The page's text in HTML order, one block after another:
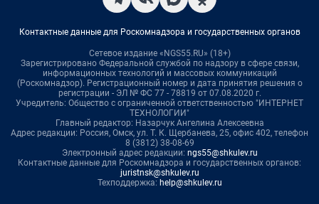
Контактные данные для Роскомнадзора и государственных органов
Сетевое издание «NGS55.RU» (18+)
Зарегистрировано Федеральной службой по надзору в сфере связи,
информационных технологий и массовых коммуникаций
(Роскомнадзор). Регистрационный номер и дата принятия решения о
регистрации - ЭЛ № ФС 77 - 78819 от 07.08.2020 г.
Учредитель: Общество с ограниченной ответственностью "ИНТЕРНЕТ
ТЕХНОЛОГИИ"
Главный редактор: Назарчук Ангелина Алексеевна
Адрес редакции: Россия, Омск, ул. Т. К. Щербанева, 25, офис 402, телефон
8 (3812) 38-08-69
Электронный адрес редакции: ngs55@shkulev.ru
Контактные данные для Роскомнадзора и государственных органов:
juristnsk@shkulev.ru
Техподдержка: help@shkulev.ru